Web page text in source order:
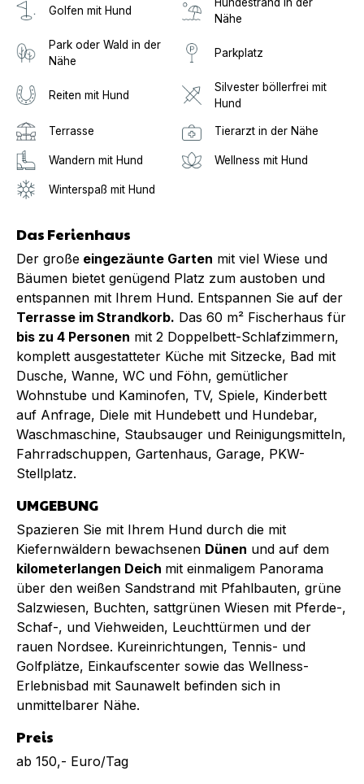
Golfen mit Hund
Nähe
Park oder Wald in der
Nähe
Parkplatz
Reiten mit Hund
Silvester böllerfrei mit
Hund
Terrasse Tierarzt in der Nähe
Wandern mit Hund Wellness mit Hund
Winterspaß mit Hund
Das Ferienhaus
Der große eingezäunte Garten mit viel Wiese und
Bäumen bietet genügend Platz zum austoben und
entspannen mit Ihrem Hund. Entspannen Sie auf der
Terrasse im Strandkorb. Das 60 m² Fischerhaus für
bis zu 4 Personen mit 2 Doppelbett-Schlafzimmern,
komplett ausgestatteter Küche mit Sitzecke, Bad mit
Dusche, Wanne, WC und Föhn, gemütlicher
Wohnstube und Kaminofen, TV, Spiele, Kinderbett
auf Anfrage, Diele mit Hundebett und Hundebar,
Waschmaschine, Staubsauger und Reinigungsmitteln,
Fahrradschuppen, Gartenhaus, Garage, PKW-
Stellplatz.
UMGEBUNG
Spazieren Sie mit Ihrem Hund durch die mit
Kiefernwäldern bewachsenen Dünen und auf dem
kilometerlangen Deich mit einmaligem Panorama
über den weißen Sandstrand mit Pfahlbauten, grüne
Salzwiesen, Buchten, sattgrünen Wiesen mit Pferde-,
Schaf-, und Viehweiden, Leuchttürmen und der
rauen Nordsee. Kureinrichtungen, Tennis- und
Golfplätze, Einkaufscenter sowie das Wellness-
Erlebnisbad mit Saunawelt befinden sich in
unmittelbarer Nähe.
Preis
ab 150,- Euro/Tag